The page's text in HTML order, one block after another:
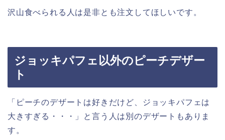
沢山食べられる人は是非とも注文してほしいです。
ジョッキパフェ以外のピーチデザー
ト
「ピーチのデザートは好きだけど、ジョッキパフェは
大きすぎる・・・」と言う人は別のデザートもありま
す。